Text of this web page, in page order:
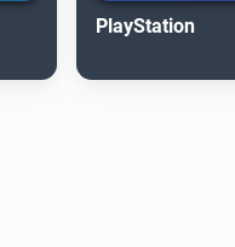
PlayStation